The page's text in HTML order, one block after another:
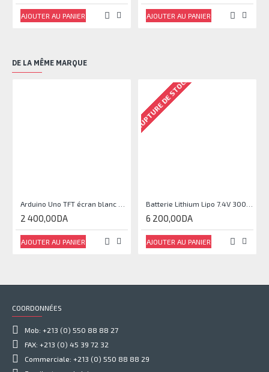
AJOUTER AU PANIER AJOUTER AU PANIER
DE LA MÊME MARQUE
2 400,00DA
AJOUTER AU PANIER
RUPTURE DE STOCK
6 200,00DA
AJOUTER AU PANIER
COORDONNÉES
Mob: +213 (0) 550 88 88 27
FAX: +213 (0) 45 39 72 32
Commerciale: +213 (0) 550 88 88 29